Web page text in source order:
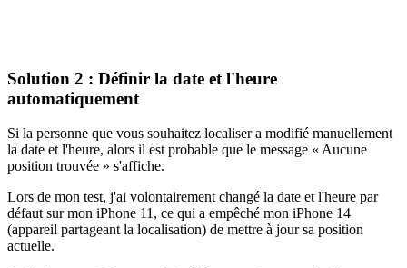
Solution 2 : Définir la date et l'heure
automatiquement
Si la personne que vous souhaitez localiser a modifié manuellement
la date et l'heure, alors il est probable que le message « Aucune
position trouvée » s'affiche.
Lors de mon test, j'ai volontairement changé la date et l'heure par
défaut sur mon iPhone 11, ce qui a empêché mon iPhone 14
(appareil partageant la localisation) de mettre à jour sa position
actuelle.